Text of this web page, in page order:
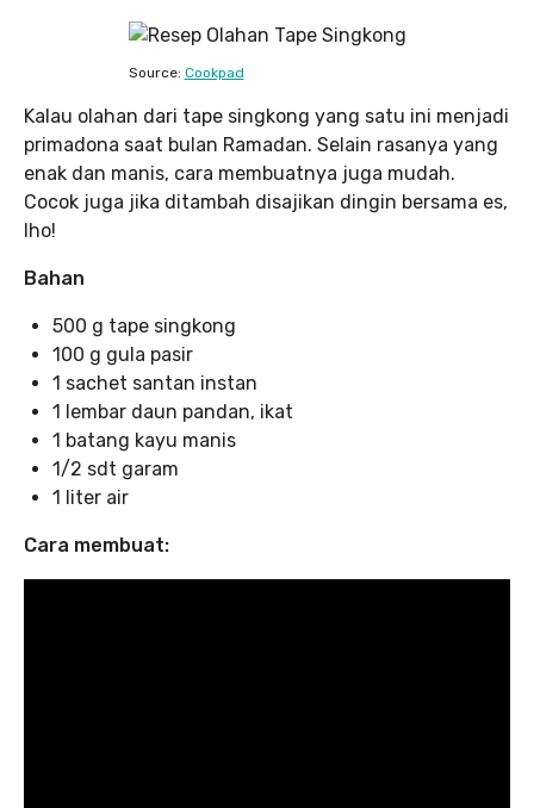
Source: Cookpad
Kalau olahan dari tape singkong yang satu ini menjadi
primadona saat bulan Ramadan. Selain rasanya yang
enak dan manis, cara membuatnya juga mudah.
Cocok juga jika ditambah disajikan dingin bersama es,
lho!
Bahan
500 g tape singkong
100 g gula pasir
1 sachet santan instan
1 lembar daun pandan, ikat
1 batang kayu manis
1/2 sdt garam
1 liter air
Cara membuat: